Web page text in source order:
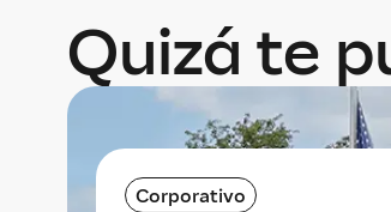
Quizá te
Corporativo